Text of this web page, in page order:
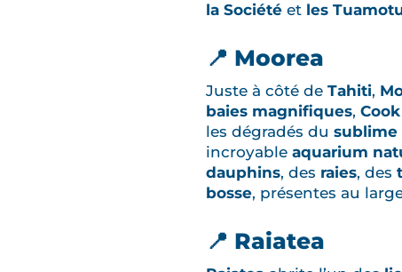
la Société et les
📍 Moorea
Juste à côté de Tahiti,
baies magnifiques, Cook
les dégradés du sublime
incroyable aquarium
dauphins, des raies, des
bosse, présentes au
📍 Raiatea